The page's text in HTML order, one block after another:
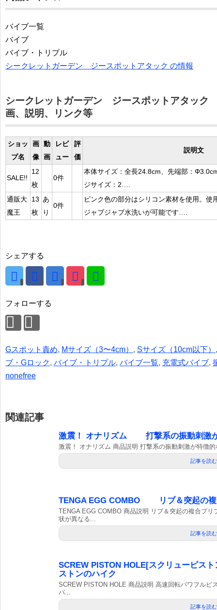
バイブ一覧
バイブ
バイブ・トリプル
シークレットガーデン ジースポットアタック の情報
シークレットガーデン ジースポットアタック
画、説明、リンク等
ショッ
プ名
画
像
動
画
レビ
ュー
評
価
説明文
SALE!!
12
枚
0件
本体サイズ：全長24.8cm、先端部：
ジサイズ：2….
通販大
魔王
13
枚
あ
り
0件
ピンク色の部分はシリコン素材を使用。使
ジャブジャブ水洗いが可能です….
シェアする
フォローする
Gスポット責め, Mサイズ（3〜4cm） , Sサイズ（10cm以下）
ブ・Gロック, バイブ・トリプル, バイブ一覧, 充電式バイブ,
nonefree
関連記事
激震！ オナリズム 打撃系の振動刺激
激震！ オナリズム 商品説明 打撃系の振動刺激が特徴
記事を読む
TENGA EGG COMBO リブ＆突起の複
TENGA EGG COMBO 商品説明 リブ＆突起の複合プ
状が異なる...
記事を読む
SCREW PISTON HOLE[スクリューピ
ストンのハイク
SCREW PISTON HOLE 商品説明 高速回転パワフルピ
パ...
記事を読む